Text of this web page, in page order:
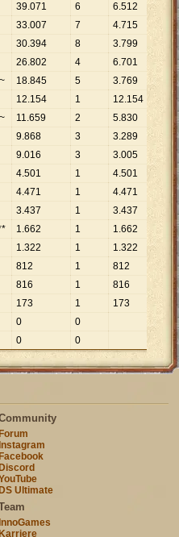
39.071 6 6.512
33.007 7 4.715
30.394 8 3.799
26.802 4 6.701
18.845 5 3.769
12.154 1 12.154
11.659 2 5.830
9.868 3 3.289
9.016 3 3.005
4.501 1 4.501
4.471 1 4.471
3.437 1 3.437
1.662 1 1.662
1.322 1 1.322
812 1
812
816 1
816
173 1
173
0
0
0 0
Forum
Instagram
Facebook
Discord
DS Ultimate
InnoGames
Karriere